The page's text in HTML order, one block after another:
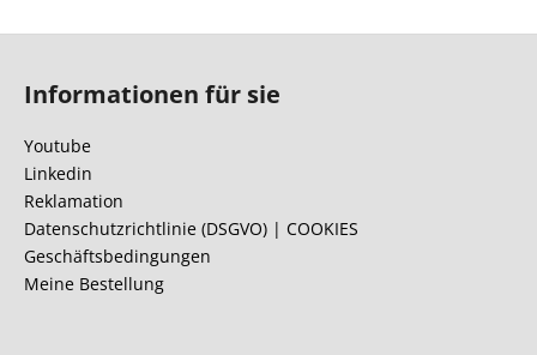
Informationen für sie
Youtube
Linkedin
Reklamation
Datenschutzrichtlinie (DSGVO) | COOKIES
Geschäftsbedingungen
Meine Bestellung